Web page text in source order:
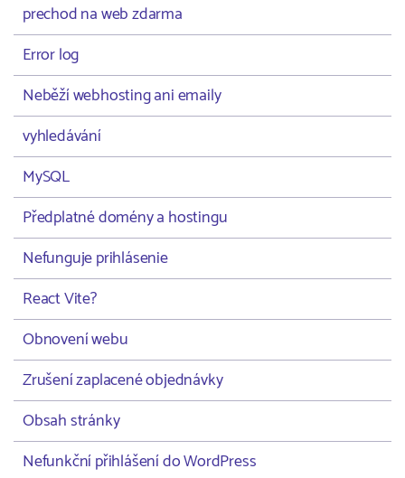
prechod na web zdarma
Error log
Neběží webhosting ani emaily
vyhledávání
MySQL
Předplatné domény a hostingu
Nefunguje prihlásenie
React Vite?
Obnovení webu
Zrušení zaplacené objednávky
Obsah stránky
Nefunkční přihlášení do WordPress